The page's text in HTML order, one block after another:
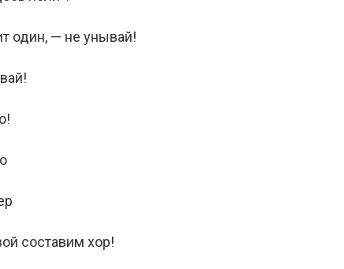
один, — не унывай!
составим хор!